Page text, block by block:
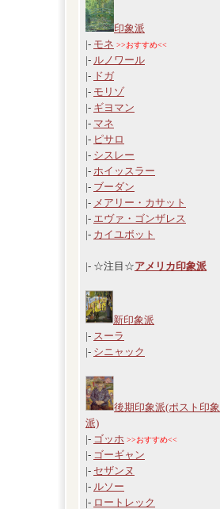
印象派
|- モネ >>おすすめ<<
|- ルノワール
|- ドガ
|- モリゾ
|- ギヨマン
|- マネ
|- ピサロ
|- シスレー
|- ホイッスラー
|- ブーダン
|- メアリー・カサット
|- エヴァ・ゴンザレス
|- カイユボット
|- ☆注目☆アメリカ印象派
新印象派
|- スーラ
|- シニャック
後期印象派(ポスト印象
派)
|- ゴッホ >>おすすめ<<
|- ゴーギャン
|- セザンヌ
|- ルソー
|- ロートレック